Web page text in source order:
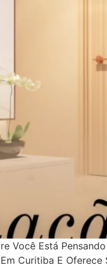
Você Está
Curitiba E